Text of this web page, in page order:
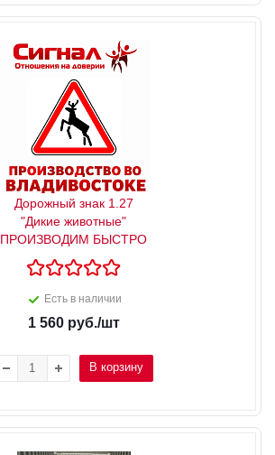
Дорожный знак 1.27
"Дикие животные"
ПРОИЗВОДИМ БЫСТРО
Есть в наличии
1 560руб./шт
В корзину